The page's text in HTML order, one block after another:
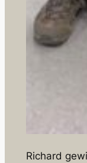
Richard